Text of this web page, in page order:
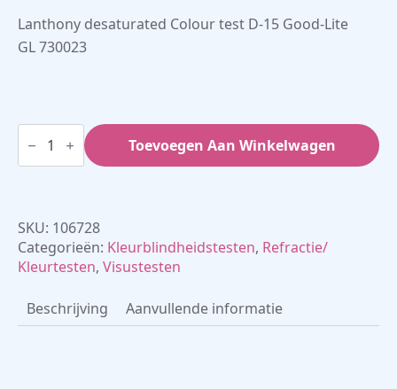
Lanthony desaturated Colour test D-15 Good-Lite
GL 730023
Farnsworth
D15
desaturated
Toevoegen Aan Winkelwagen
SKU: 106728
Categorieën: Kleurblindheidstesten, Refractie/
Kleurtesten, Visustesten
Beschrijving Aanvullende informatie